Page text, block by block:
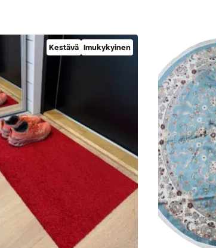
Kestävä Imukykyinen